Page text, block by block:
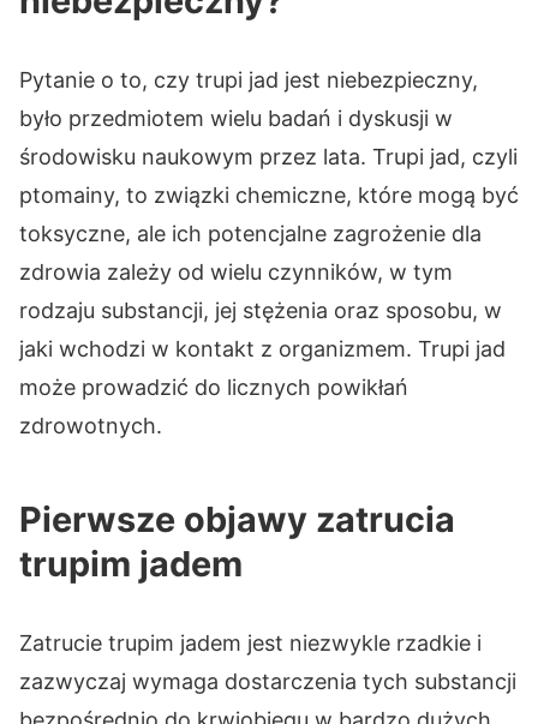
Pytanie o to, czy trupi jad jest niebezpieczny,
było przedmiotem wielu badań i dyskusji w
środowisku naukowym przez lata. Trupi jad, czyli
ptomainy, to związki chemiczne, które mogą być
toksyczne, ale ich potencjalne zagrożenie dla
zdrowia zależy od wielu czynników, w tym
rodzaju substancji, jej stężenia oraz sposobu, w
jaki wchodzi w kontakt z organizmem. Trupi jad
może prowadzić do licznych powikłań
zdrowotnych.
Pierwsze objawy zatrucia
trupim jadem
Zatrucie trupim jadem jest niezwykle rzadkie i
zazwyczaj wymaga dostarczenia tych substancji